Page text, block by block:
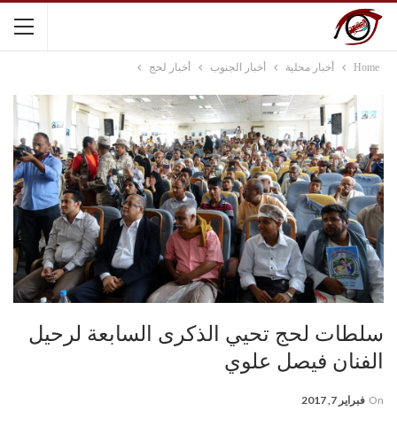
Home أخبار محلية أخبار الجنوب أخبار لحج
سلطات لحج تحيي الذكرى السابعة لرحيل
الفنان فيصل علوي
On فبراير 7, 2017